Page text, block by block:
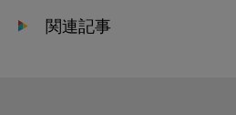
関連記事